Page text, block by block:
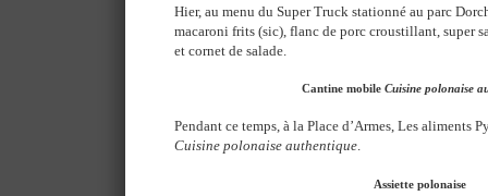
Hier, au menu du Super Truck stationné au parc
macaroni frits (sic), flanc de porc croustillant, super
et cornet de salade.
Cantine mobile Cuisine polonaise
Pendant ce temps, à la Place d’Armes, Les aliments
Cuisine polonaise authentique.
Assiette polonaise